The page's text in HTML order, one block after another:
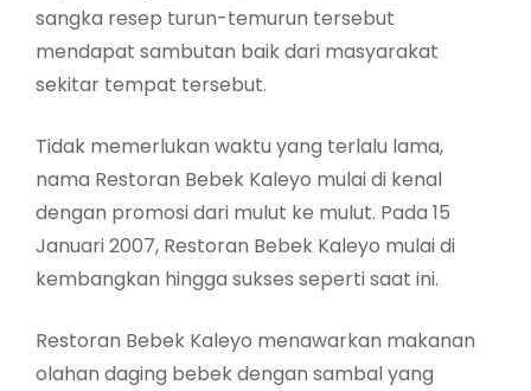
sangka resep turun-temurun tersebut
mendapat sambutan baik dari masyarakat
sekitar tempat tersebut.
Tidak memerlukan waktu yang terlalu lama,
nama Restoran Bebek Kaleyo mulai di kenal
dengan promosi dari mulut ke mulut. Pada 15
Januari 2007, Restoran Bebek Kaleyo mulai di
kembangkan hingga sukses seperti saat ini.
Restoran Bebek Kaleyo menawarkan makanan
olahan daging bebek dengan sambal yang